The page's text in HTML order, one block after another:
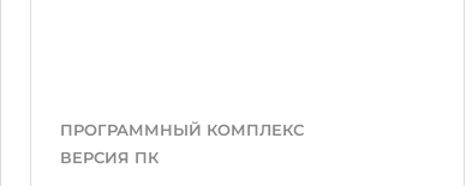
ПРОГРАММНЫЙ КОМПЛЕКС
ВЕРСИЯ ПК